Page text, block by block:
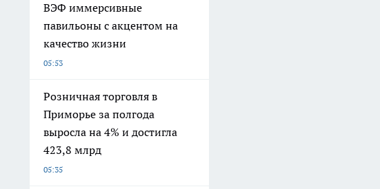
ВЭФ иммерсивные
павильоны с акцентом на
качество жизни
05:53
Розничная торговля в
Приморье за полгода
выросла на 4% и достигла
423,8 млрд
05:35